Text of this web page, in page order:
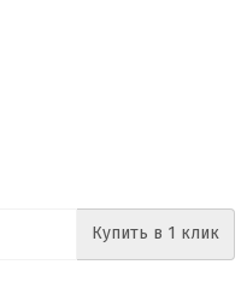
Купить в 1 клик